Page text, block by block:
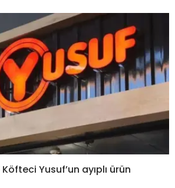
Yusuf’un ayıplı ürün